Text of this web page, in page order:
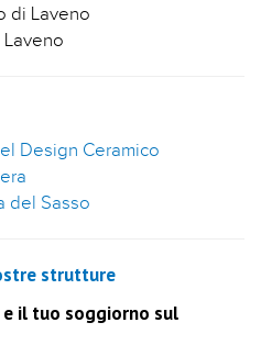
di Laveno
Design Ceramico
del Sasso
strutture
il tuo soggiorno sul